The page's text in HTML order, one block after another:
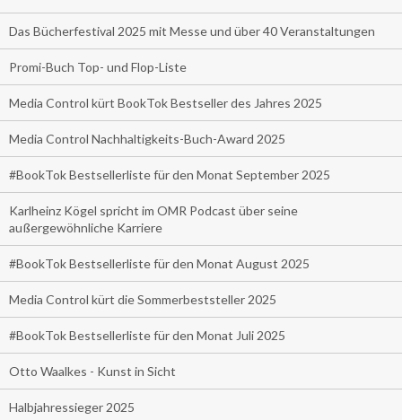
Das Bücherfestival 2025 mit Messe und über 40 Veranstaltungen
Promi-Buch Top- und Flop-Liste
Media Control kürt BookTok Bestseller des Jahres 2025
Media Control Nachhaltigkeits-Buch-Award 2025
#BookTok Bestsellerliste für den Monat September 2025
Karlheinz Kögel spricht im OMR Podcast über seine
außergewöhnliche Karriere
#BookTok Bestsellerliste für den Monat August 2025
Media Control kürt die Sommerbeststeller 2025
#BookTok Bestsellerliste für den Monat Juli 2025
Otto Waalkes - Kunst in Sicht
Halbjahressieger 2025